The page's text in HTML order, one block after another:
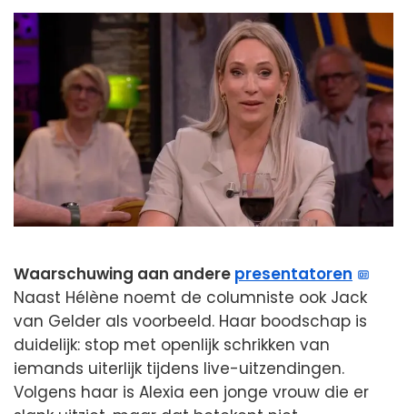
Waarschuwing aan andere presentatoren
Naast Hélène noemt de columniste ook Jack
van Gelder als voorbeeld. Haar boodschap is
duidelijk: stop met openlijk schrikken van
iemands uiterlijk tijdens live-uitzendingen.
Volgens haar is Alexia een jonge vrouw die er